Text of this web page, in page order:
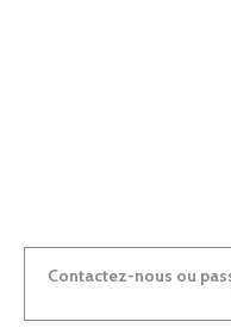
Contactez-nous ou passez nous voir dans nos Offices de